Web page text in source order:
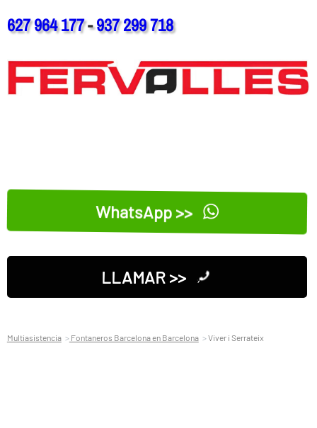
627 964 177-937 299 718
WhatsApp >>
LLAMAR >>
Multiasistencia Fontaneros Barcelona en Barcelona Viver i Serrateix